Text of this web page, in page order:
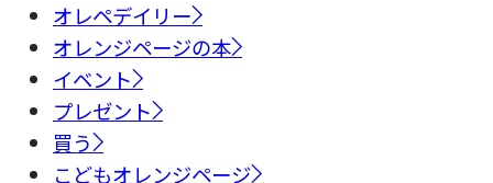
オレペデイリー
オレンジページの本
イベント
プレゼント
買う
こどもオレンジページ